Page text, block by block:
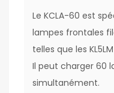
Le KCLA-60 est
lampes frontales
telles que les
Il peut charger 60
simultanément.